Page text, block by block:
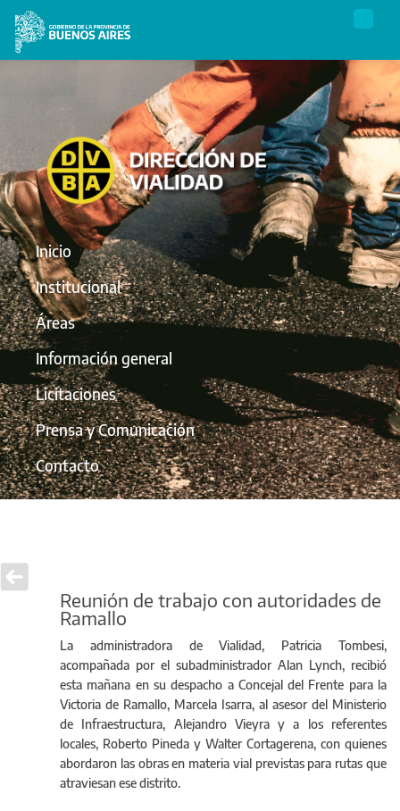
Inicio
Institucional
Áreas
Información general
Licitaciones
Prensa y Comunicación
Contacto
Reunión de trabajo con autoridades de
Ramallo
La administradora de Vialidad, Patricia Tombesi,
acompañada por el subadministrador Alan Lynch, recibió
esta mañana en su despacho a Concejal del Frente para la
Victoria de Ramallo, Marcela Isarra, al asesor del Ministerio
de Infraestructura, Alejandro Vieyra y a los referentes
locales, Roberto Pineda y Walter Cortagerena, con quienes
abordaron las obras en materia vial previstas para rutas que
atraviesan ese distrito.